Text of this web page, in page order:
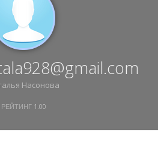
Насонова
РЕЙТИНГ 1.00